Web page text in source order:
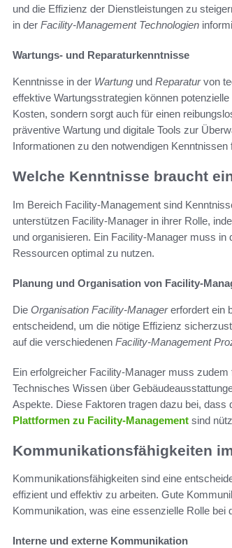
und die Effizienz der Dienstleistungen zu
in der Facility-Management Technologien
Wartungs- und Reparaturkenntnisse
Kenntnisse in der Wartung und Reparaturvon
effektive Wartungsstrategien können
Kosten, sondern sorgt auch für einen
präventive Wartung und digitale Tools zur
Informationen zu den notwendigen Kenntnissen
Welche Kenntnisse braucht
Im Bereich Facility-Management sind
unterstützen Facility-Manager in ihrer Rolle,
und organisieren. Ein Facility-Manager muss
Ressourcen optimal zu nutzen.
Planung und Organisation von Facility-
Die Organisation Facility-Managererfordert ein
entscheidend, um die nötige Effizienz
auf die verschiedenen Facility-Management
Ein erfolgreicher Facility-Manager muss
Technisches Wissen über
Aspekte. Diese Faktoren tragen dazu bei, dass
Plattformen zu Facility-Management sind
Kommunikationsfähigkeiten
Kommunikationsfähigkeiten sind eine
effizient und effektiv zu arbeiten. Gute
Kommunikation, was eine essenzielle Rolle bei
Interne und externe Kommunikation